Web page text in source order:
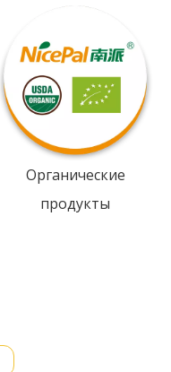
Органические
продукты